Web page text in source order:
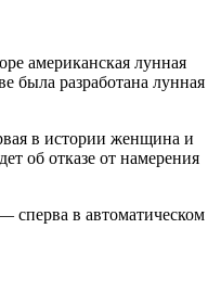
американская лунная
была разработана лунная
в истории женщина и
об отказе от намерения
сперва в автоматическом